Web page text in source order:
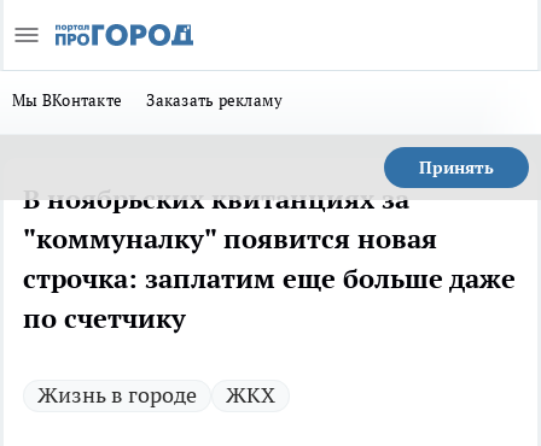
Мы ВКонтакте Заказать рекламу
Принять
В ноябрьских квитанциях за
"коммуналку" появится новая
строчка: заплатим еще больше даже
по счетчику
Жизнь в городе ЖКХ